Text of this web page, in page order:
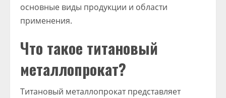
основные виды продукции и области
применения.
Что такое титановый
металлопрокат?
Титановый металлопрокат представляет